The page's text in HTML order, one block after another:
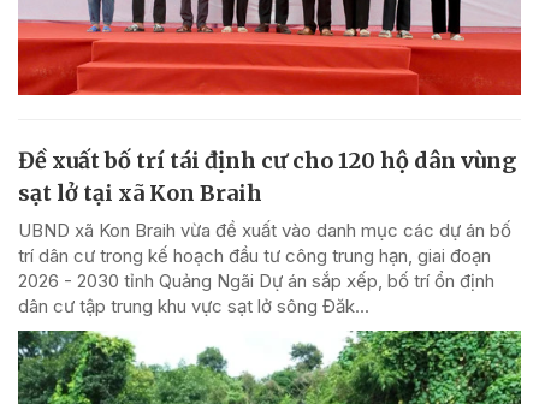
Đề xuất bố trí tái định cư cho 120 hộ dân vùng
sạt lở tại xã Kon Braih
UBND xã Kon Braih vừa đề xuất vào danh mục các dự án bố
trí dân cư trong kế hoạch đầu tư công trung hạn, giai đoạn
2026 - 2030 tỉnh Quảng Ngãi Dự án sắp xếp, bố trí ổn định
dân cư tập trung khu vực sạt lở sông Đăk...